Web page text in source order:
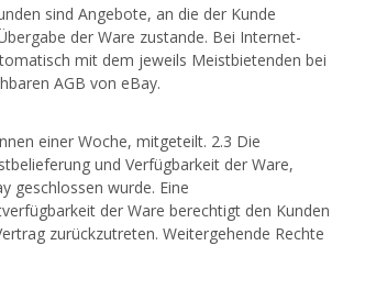
sind Angebote, an die der Kunde
der Ware zustande. Bei Internet-
mit dem jeweils Meistbietenden bei
AGB von eBay.
einer Woche, mitgeteilt. 2.3 Die
und Verfügbarkeit der Ware,
geschlossen wurde. Eine
der Ware berechtigt den Kunden
zurückzutreten. Weitergehende Rechte